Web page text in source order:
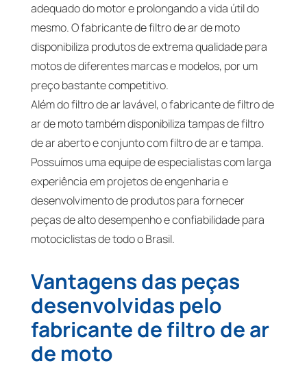
adequado do motor e prolongando a vida útil do
mesmo. O fabricante de filtro de ar de moto
disponibiliza produtos de extrema qualidade para
motos de diferentes marcas e modelos, por um
preço bastante competitivo.
Além do filtro de ar lavável, o fabricante de filtro de
ar de moto também disponibiliza tampas de filtro
de ar aberto e conjunto com filtro de ar e tampa.
Possuímos uma equipe de especialistas com larga
experiência em projetos de engenharia e
desenvolvimento de produtos para fornecer
peças de alto desempenho e confiabilidade para
motociclistas de todo o Brasil.
Vantagens das peças
desenvolvidas pelo
fabricante de filtro de ar
de moto